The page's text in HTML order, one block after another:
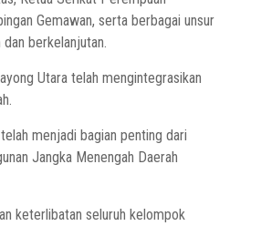
Gemawan, serta berbagai unsur
berkelanjutan.
Utara telah mengintegrasikan
menjadi bagian penting dari
Jangka Menengah Daerah
keterlibatan seluruh kelompok